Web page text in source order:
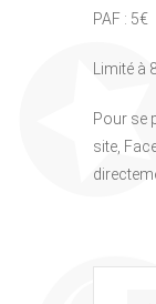
PAF : 5€
Limité à
Pour se
site,